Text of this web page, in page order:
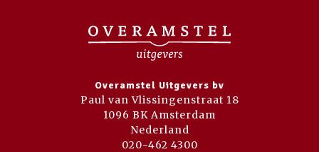
Overamstel Uitgevers bv
Paul van Vlissingenstraat 18
1096 BK Amsterdam
Nederland
020-462 4300